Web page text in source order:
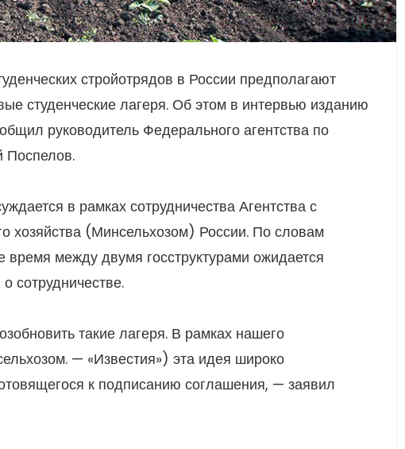
стройотрядов в России предполагают
студенческие лагеря. Об этом в интервью изданию
руководитель Федерального агентства по
Поспелов.
в рамках сотрудничества Агентства с
хозяйства (Минсельхозом) России. По словам
между двумя госструктурами ожидается
сотрудничестве.
такие лагеря. В рамках нашего
— «Известия») эта идея широко
к подписанию соглашения, — заявил